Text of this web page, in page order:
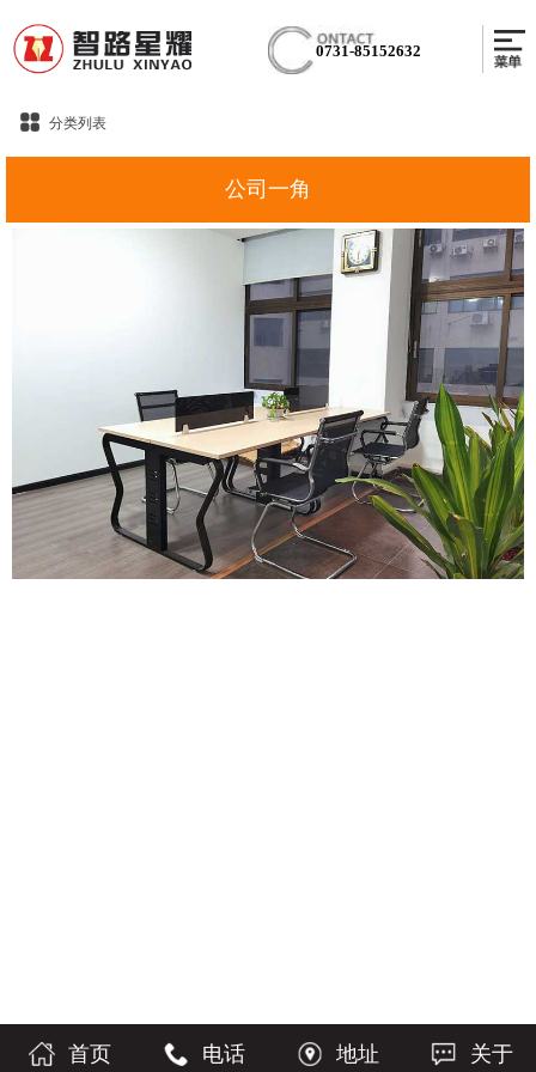
0731-85152632
分类列表
公司一角
首页 电话 地址 关于